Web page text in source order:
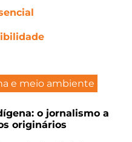
e meio ambiente
o jornalismo a
originários